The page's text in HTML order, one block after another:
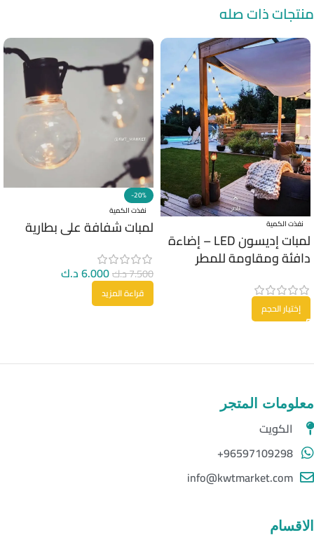
منتجات ذات صله
نفذت الكمية
لمبات إديسون LED – إضاءة
دافئة ومقاومة للمطر
إختيار الحجم
-20%
نفذت الكمية
لمبات شفافة على بطارية
7.500د.ك6.000د.ك
قراءة المزيد
معلومات المتجر
الكويت
96597109298+
info@kwtmarket.com
الاقسام